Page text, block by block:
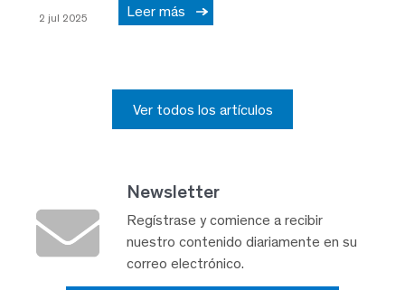
2 jul 2025 Leer más
Ver todos los artículos
Newsletter
Regístrase y comience a recibir
nuestro contenido diariamente en su
correo electrónico.